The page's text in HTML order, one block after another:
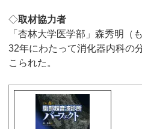
◇取材協力者
「杏林大学医学部」森秀明（
32年にわたって消化器内科の
こられた。